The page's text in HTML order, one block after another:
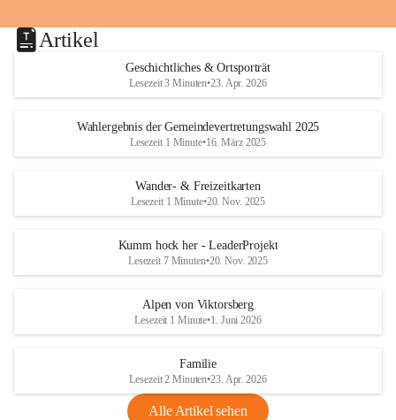
Artikel
Geschichtliches & Ortsporträt
Lesezeit 3 Minuten•23. Apr. 2026
Wahlergebnis der Gemeindevertretungswahl 2025
Lesezeit 1 Minute•16. März 2025
Wander- & Freizeitkarten
Lesezeit 1 Minute•20. Nov. 2025
Kumm hock her - LeaderProjekt
Lesezeit 7 Minuten•20. Nov. 2025
Alpen von Viktorsberg
Lesezeit 1 Minute•1. Juni 2026
Familie
Lesezeit 2 Minuten•23. Apr. 2026
Alle Artikel sehen